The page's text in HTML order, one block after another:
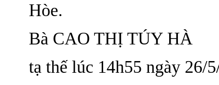
Hòe.
Bà CAO THỊ TÚY HÀ
tạ thế lúc 14h55 ngày 26/